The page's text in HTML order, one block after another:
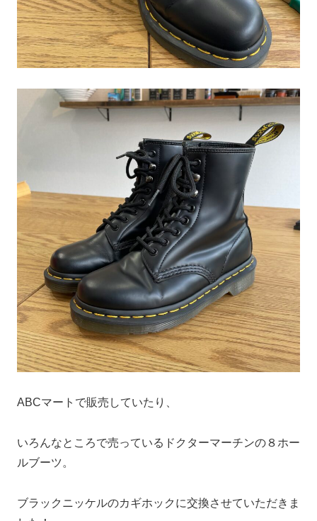
ABCマートで販売していたり、
いろんなところで売っているドクターマーチンの８ホー
ルブーツ。
ブラックニッケルのカギホックに交換させていただきま